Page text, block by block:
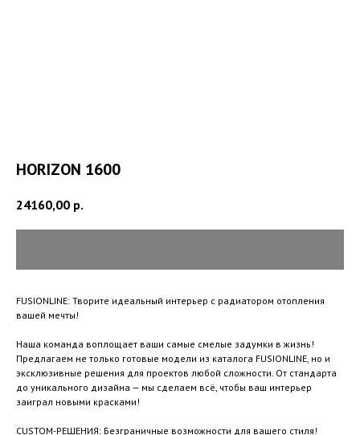
HORIZON 1600
24160,00 р.
FUSIONLINE: Творите идеальный интерьер с радиатором отопления
вашей мечты!
Наша команда воплощает ваши самые смелые задумки в жизнь!
Предлагаем не только готовые модели из каталога FUSIONLINE, но и
эксклюзивные решения для проектов любой сложности. От стандарта
до уникального дизайна — мы сделаем всё, чтобы ваш интерьер
заиграл новыми красками!
CUSTOM-РЕШЕНИЯ: Безграничные возможности для вашего стиля!